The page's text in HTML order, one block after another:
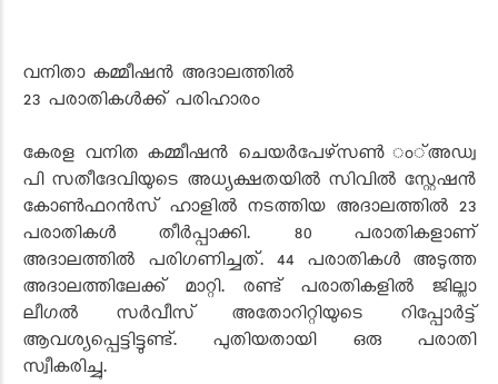
വനിതാ കമ്മീഷന്‍ അദാലത്തില്‍
23 പരാതികള്‍ക്ക് പരിഹാരം
കേരള വനിത കമ്മീഷന്‍ ചെയര്‍പേഴ്‌സണ്‍ ം്അഡ്വ
പി സതീദേവിയുടെ അധ്യക്ഷതയില്‍ സിവില്‍ സ്റ്റേഷന്‍
കോണ്‍ഫറന്‍സ് ഹാളില്‍ നടത്തിയ അദാലത്തില്‍ 23
പരാതികള്‍ തീര്‍പ്പാക്കി. 80 പരാതികളാണ്
അദാലത്തില്‍ പരിഗണിച്ചത്. 44 പരാതികള്‍ അടുത്ത
അദാലത്തിലേക്ക് മാറ്റി. രണ്ട് പരാതികളില്‍ ജില്ലാ
ലീഗല്‍ സര്‍വീസ് അതോറിറ്റിയുടെ റിപ്പോര്‍ട്ട്
ആവശ്യപ്പെട്ടിട്ടുണ്ട്. പുതിയതായി ഒരു പരാതി
സ്വീകരിച്ചു.